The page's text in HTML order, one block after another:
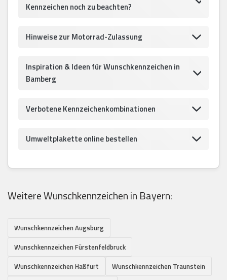
Kennzeichen noch zu beachten?
Hinweise zur Motorrad-Zulassung
Inspiration & Ideen für Wunschkennzeichen in
Bamberg
Verbotene Kennzeichenkombinationen
Umweltplakette online bestellen
Weitere Wunschkennzeichen in Bayern:
Wunschkennzeichen Augsburg
Wunschkennzeichen Fürstenfeldbruck
Wunschkennzeichen Haßfurt
Wunschkennzeichen Traunstein